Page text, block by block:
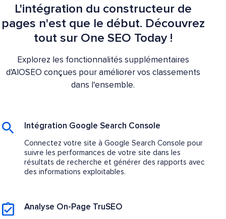
L'intégration du constructeur de
pages n'est que le début. Découvrez
tout sur One SEO Today !
Explorez les fonctionnalités supplémentaires
d'AIOSEO conçues pour améliorer vos classements
dans l'ensemble.
Intégration Google Search Console
Connectez votre site à Google Search Console pour
suivre les performances de votre site dans les
résultats de recherche et générer des rapports avec
des informations exploitables.
Analyse On-Page TruSEO